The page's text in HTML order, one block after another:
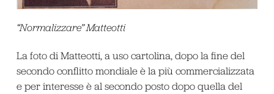
“Normalizzare” Matteotti
La foto di Matteotti, a uso cartolina, dopo la fine del
secondo conflitto mondiale è la più commercializzata
e per interesse è al secondo posto dopo quella del